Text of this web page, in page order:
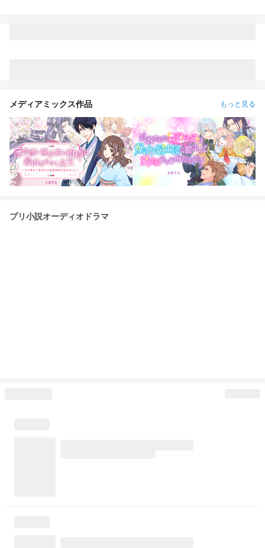
を告げる街』第487話〜第516話 EP17『Waves of Love』第
517話〜第551話 EP18『七夕の迷い子」第552話〜第582話
EP19『神隠しホームルーム』第583話〜第613話 EP20『禁じ
られた三角海域』第614話〜 EP21 『誰がロビンを殺したか？
(前編)』 EP22『誰がロビンを殺したか？(後半)』
メディアミックス作品 もっと見る
プリ小説オーディオドラマ